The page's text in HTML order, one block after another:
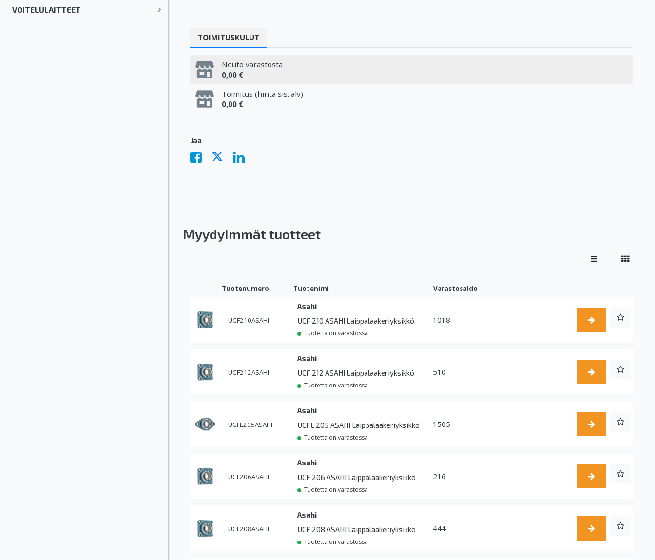
VOITELULAITTEET
TOIMITUSKULUT
Nouto varastosta
0,00 €
Toimitus (hinta sis. alv)
0,00 €
Jaa
Myydyimmät tuotteet
Tuotenumero Tuotenimi Varastosaldo
UCF210ASAHI
Asahi
UCF 210 ASAHI Laippalaakeriyksikkö
Tuotetta on varastossa
1018
UCF212ASAHI
Asahi
UCF 212 ASAHI Laippalaakeriyksikkö
Tuotetta on varastossa
510
UCFL205ASAHI
Asahi
UCFL 205 ASAHI Laippalaakeriyksikkö
Tuotetta on varastossa
1505
UCF206ASAHI
Asahi
UCF 206 ASAHI Laippalaakeriyksikkö
Tuotetta on varastossa
216
UCF208ASAHI
Asahi
UCF 208 ASAHI Laippalaakeriyksikkö
Tuotetta on varastossa
444